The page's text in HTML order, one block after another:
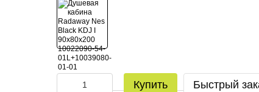
Купить Быстрый